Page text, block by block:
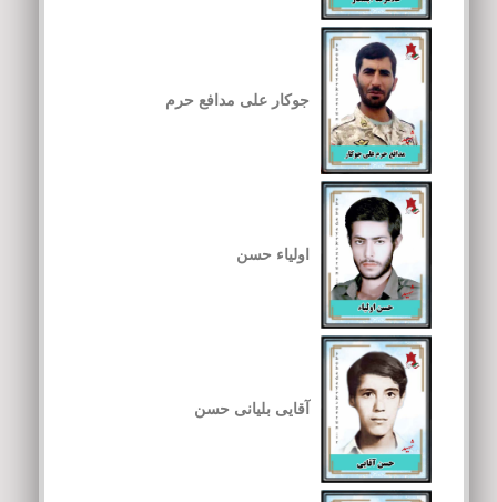
جوکار علی مدافع حرم
اولیاء حسن
آقایی بلیانی حسن